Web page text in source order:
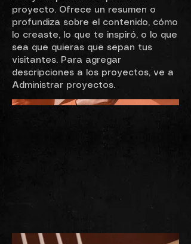
proyecto. Ofrece un resumen o
profundiza sobre el contenido, cómo
lo creaste, lo que te inspiró, o lo que
sea que quieras que sepan tus
visitantes. Para agregar
descripciones a los proyectos, ve a
Administrar proyectos.